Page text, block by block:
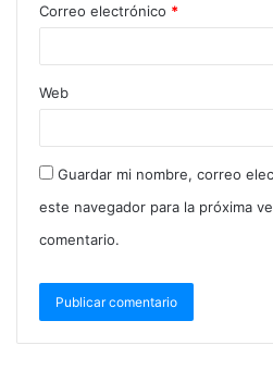
Correo electrónico *
Web
Guardar mi nombre, correo
este navegador para la próxima
comentario.